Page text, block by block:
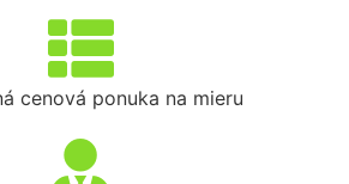
cenová ponuka na mieru